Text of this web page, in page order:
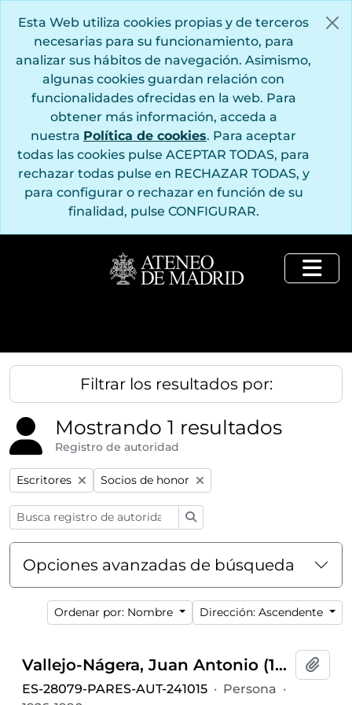
Esta Web utiliza cookies propias y de terceros
necesarias para su funcionamiento, para
analizar sus hábitos de navegación. Asimismo,
algunas cookies guardan relación con
funcionalidades ofrecidas en la web. Para
obtener más información, acceda a
nuestra Política de cookies. Para aceptar
todas las cookies pulse ACEPTAR TODAS, para
rechazar todas pulse en RECHAZAR TODAS, y
para configurar o rechazar en función de su
finalidad, pulse CONFIGURAR.
Filtrar los resultados por:
Mostrando 1 resultados
Registro de autoridad
Remove filter:
Escritores Remove filter:
Socios de honor
Opciones avanzadas de búsqueda
Ordenar por: Nombre Dirección: Ascendente
Vallejo-Nágera, Juan Antonio (1926-1990)
ES-28079-PARES-AUT-241015 · Persona ·